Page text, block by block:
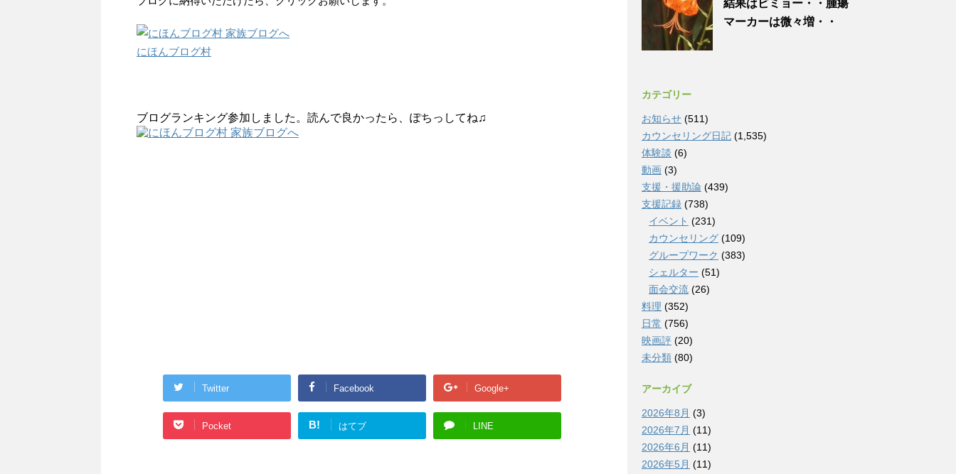
にほんブログ村
ブログランキング参加しました。読んで良かったら、ぽちっしてね♫
Twitter Facebook Google+
Pocket B! はてブ LINE
結果はビミョー・・腫瘍
マーカーは微々増・・
カテゴリー
お知らせ (511)
カウンセリング日記 (1,535)
体験談 (6)
動画 (3)
支援・援助論 (439)
支援記録 (738)
イベント (231)
カウンセリング (109)
グループワーク (383)
シェルター (51)
面会交流 (26)
料理 (352)
日常 (756)
映画評 (20)
未分類 (80)
アーカイブ
2026年8月 (3)
2026年7月 (11)
2026年6月 (11)
2026年5月 (11)